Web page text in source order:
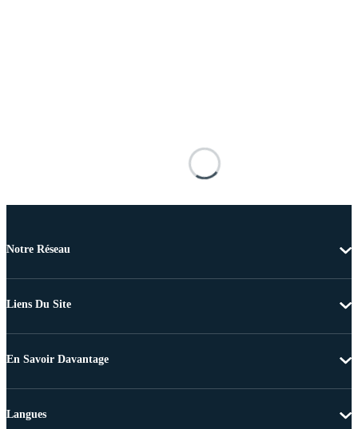
Notre Réseau
Liens Du Site
En Savoir Davantage
Langues